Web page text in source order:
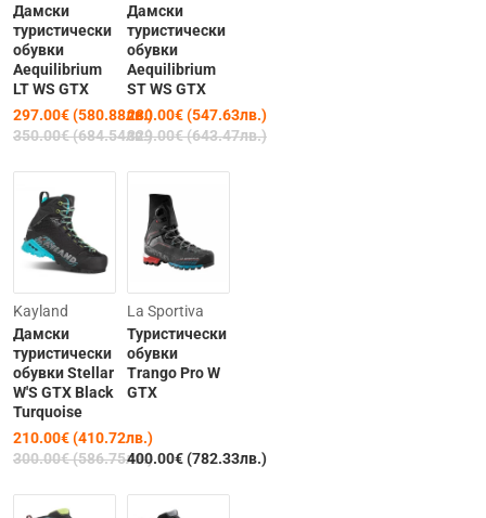
Дамски
туристически
обувки
Aequilibrium
LT WS GTX
297.00€ (580.88лв.)
350.00€ (684.54лв.)
Дамски
туристически
обувки
Aequilibrium
ST WS GTX
280.00€ (547.63лв.)
329.00€ (643.47лв.)
Kayland
Дамски
туристически
обувки Stellar
W'S GTX Black
Turquoise
210.00€ (410.72лв.)
300.00€ (586.75лв.)
La Sportiva
Туристически
обувки
Trango Pro W
GTX
400.00€ (782.33лв.)